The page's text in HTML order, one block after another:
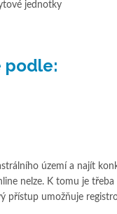
jednotky
podle:
území a najít
nelze. K tomu je
přístup umožňuje